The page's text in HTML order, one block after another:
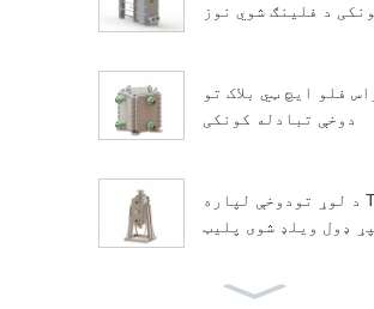
د فلینګ شوي نوز
فلو ایچ ټي بلاک تو
دوخې تبادله کونکی
د لوړ تودوخې لپاره TP پ
ډول ویلډ شوی پلیټ